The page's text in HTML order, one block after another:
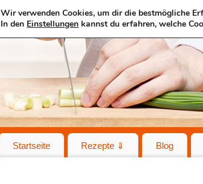
Startseite Rezepte ⇓ Blog
Wir verwenden Cookies, um dir die bestmögliche
In den Einstellungen kannst du erfahren, welche